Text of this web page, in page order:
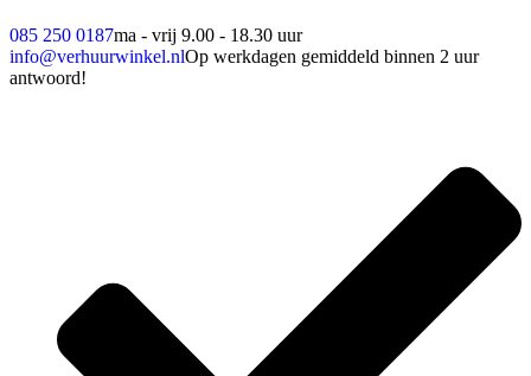
085 250 0187ma - vrij 9.00 - 18.30 uur
info@verhuurwinkel.nlOp werkdagen gemiddeld binnen 2 uur
antwoord!